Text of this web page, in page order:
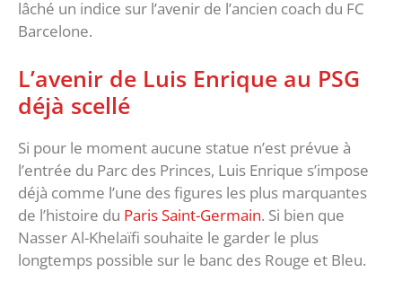
lâché un indice sur l’avenir de l’ancien coach du FC
Barcelone.
L’avenir de Luis Enrique au PSG
déjà scellé
Si pour le moment aucune statue n’est prévue à
l’entrée du Parc des Princes, Luis Enrique s’impose
déjà comme l’une des figures les plus marquantes
de l’histoire du Paris Saint-Germain. Si bien que
Nasser Al-Khelaïfi souhaite le garder le plus
longtemps possible sur le banc des Rouge et Bleu.